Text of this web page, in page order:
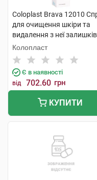
Coloplast Brava 12010
для очищення шкіри та
видалення з неї залишків
адгезиву спрей 50 мл 1
флакон
Колопласт
Є в наявності
від 702.60 грн
КУПИТИ